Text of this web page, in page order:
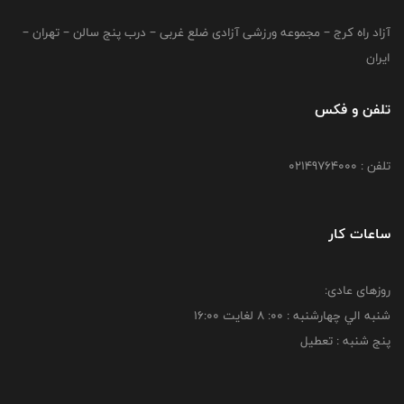
آزاد راه کرج – مجموعه ورزشی آزادی ضلع غربی – درب پنج سالن – تهران –
ایران
تلفن و فکس
تلفن : 02149764000
ساعات کار
روزهای عادی:
شنبه الي چهارشنبه : 00: 8 لغايت 16:00
پنج شنبه : تعطیل